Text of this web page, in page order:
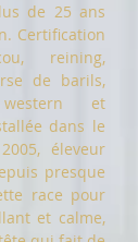
de 25 ans
Certification
reining,
de barils,
et
dans le
éleveur
presque
race pour
et calme,